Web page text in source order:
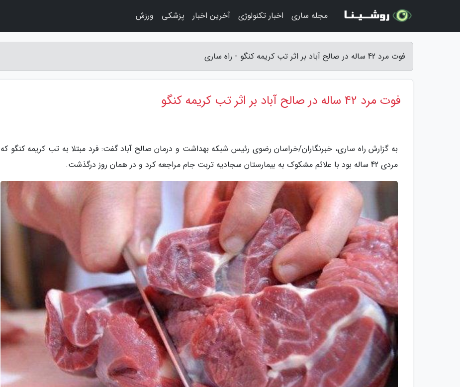
فوت مرد 42 ساله در صالح آباد بر اثر تب کریمه کنگو - راه ساری
فوت مرد 42 ساله در صالح آباد بر اثر تب کریمه کنگو
به گزارش راه ساری، خبرنگاران/خراسان رضوی رئیس شبکه بهداشت و درمان صالح آباد گفت: فرد مبتلا به تب کریمه کنگو که
مردی 42 ساله بود با علائم مشکوک به بیمارستان سجادیه تربت جام مراجعه کرد و در همان روز درگذشت.
مجله ساری اخبار تکنولوژی آخرین اخبار پزشکی ورزش